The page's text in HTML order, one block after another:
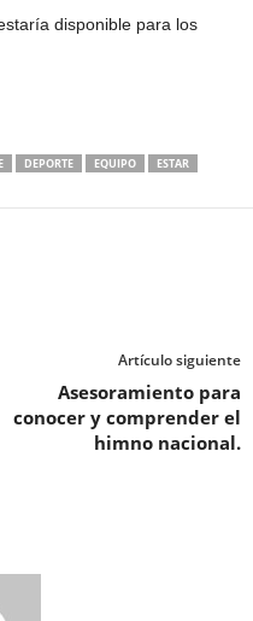
disponible para los
DEPORTE EQUIPO
ESTAR
Artículo siguiente
Asesoramiento para
conocer y comprender el
himno nacional.